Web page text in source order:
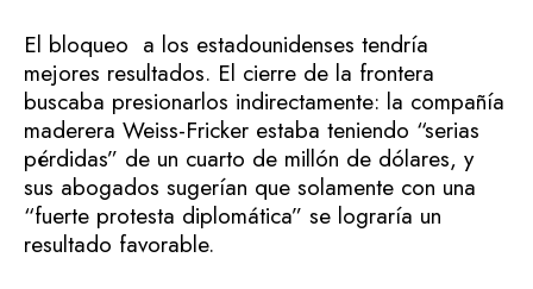
El bloqueo a los estadounidenses tendría
mejores resultados. El cierre de la frontera
buscaba presionarlos indirectamente: la compañía
maderera Weiss-Fricker estaba teniendo “serias
pérdidas” de un cuarto de millón de dólares, y
sus abogados sugerían que solamente con una
“fuerte protesta diplomática” se lograría un
resultado favorable.